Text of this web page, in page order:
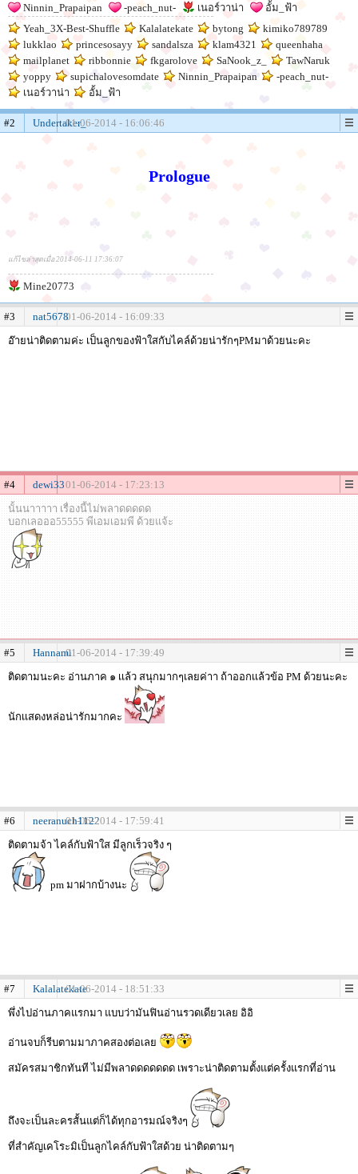
Ninnin_Prapaipan
-peach_nut- เนอร์วาน่า
อั้ม_ฟ้า
Yeah_3X-Best-Shuffle
Kalalatekate bytong
kimiko789789
lukklao
princesosayy sandalsza klam4321
queenhaha
mailplanet
ribbonnie fkgarolove SaNook_z_
TawNaruk
yoppy
supichalovesomdate Ninnin_Prapaipan
-peach_nut-
เนอร์วาน่า
อั้ม_ฟ้า
#2 Undertaker_01-06-2014 - 16:06:46
Prologue
แก้ไขล่าสุดเมื่อ 2014-06-11 17:36:07
Mine20773
#3 nat567801-06-2014 - 16:09:33
อ๊ายน่าติดตามค่ะ เป็นลูกของฟ้าใสกับไคล์ด้วยน่ารักๆPMมาด้วยนะคะ
#4 dewi3301-06-2014 - 17:23:13
นั้นนาาาาา เรื่องนี้ไม่พลาดดดดด
บอกเลอออ55555 พีเอมเอมพี ด้วยแจ้ะ
#5 Hannami01-06-2014 - 17:39:49
ติดตามนะคะ อ่านภาค ๑ เเล้ว สนุกมากๆเลยค่าา ถ้าออกเเล้วข้อ PM ด้วยนะคะ
นักเเสดงหล่อน่ารักมากคะ
#6 neeranuch112201-06-2014 - 17:59:41
ติดตามจ้า ไคล์กับฟ้าใส มีลูกเร็วจริง ๆ
pm มาฝากบ้างนะ
#7 Kalalatekate01-06-2014 - 18:51:33
พึ่งไปอ่านภาคแรกมา แบบว่ามันฟินอ่านรวดเดียวเลย อิอิ
อ่านจบก็รีบตามมาภาคสองต่อเลย
สมัครสมาชิกทันที ไม่มีพลาดดดดดดด เพราะน่าติดตามตั้งแต่ครั้งแรกที่อ่าน
ถึงจะเป็นละครสั้นแต่ก็ได้ทุกอารมณ์จริงๆ
ที่สำคัญเคโระมิเป็นลูกไคล์กับฟ้าใสด้วย น่าติดตามๆ